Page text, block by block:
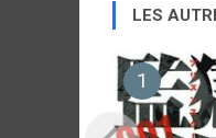
LES
1